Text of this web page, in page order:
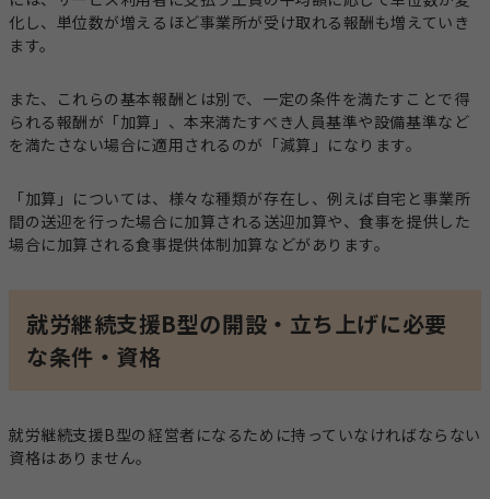
化し、単位数が増えるほど事業所が受け取れる報酬も増えていき
ます。
また、これらの基本報酬とは別で、一定の条件を満たすことで得
られる報酬が「加算」、本来満たすべき人員基準や設備基準など
を満たさない場合に適用されるのが「減算」になります。
「加算」については、様々な種類が存在し、例えば自宅と事業所
間の送迎を行った場合に加算される送迎加算や、食事を提供した
場合に加算される食事提供体制加算などがあります。
就労継続支援B型の開設・立ち上げに必要
な条件・資格
就労継続支援B型の経営者になるために持っていなければならない
資格はありません。